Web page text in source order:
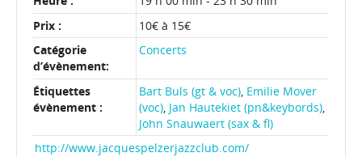
Prix :
10€ à 15€
Catégorie
d’évènement:
Concerts
Étiquettes
évènement :
Bart Buls (gt & voc) Emilie Mover
(voc) Jan Hautekiet (pn&keybords)
John Snauwaert (sax & fl)
http://www.jacquespelzerjazzclub.com/